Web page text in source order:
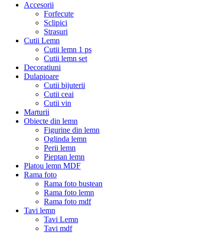
Accesorii
Forfecute
Sclipici
Strasuri
Cutii Lemn
Cutii lemn 1 ps
Cutii lemn set
Decoratiuni
Dulapioare
Cutii bijuterii
Cutii ceai
Cutii vin
Marturii
Obiecte din lemn
Figurine din lemn
Oglinda lemn
Perii lemn
Pieptan lemn
Platou lemn MDF
Rama foto
Rama foto bustean
Rama foto lemn
Rama foto mdf
Tavi lemn
Tavi Lemn
Tavi mdf